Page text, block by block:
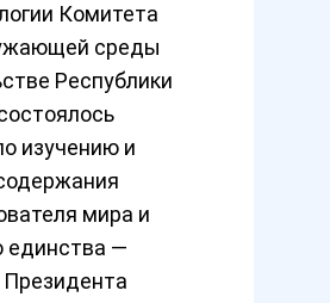
Комитета
среды
Республики
изучению и
мира и
единства —